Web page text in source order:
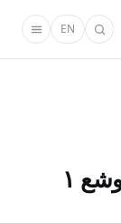
EN
۱